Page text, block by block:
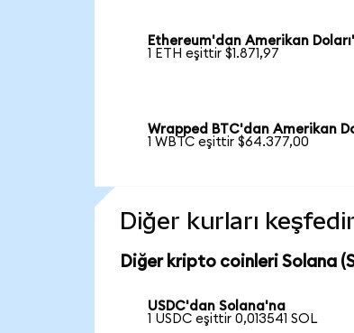
Ethereum'dan Amerikan
1 ETH eşittir $1.871,97
Wrapped BTC'dan Amerikan
1 WBTC eşittir $64.377,00
Diğer kurları
Diğer kripto coinleri Solana
USDC'dan Solana'na
1 USDC eşittir 0,013541 SOL